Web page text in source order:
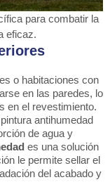
para combatir la
eficaz.
o habitaciones con
en las paredes, lo
en el revestimiento.
antihumedad
de agua y
es una solución
le permite sellar el
del acabado y